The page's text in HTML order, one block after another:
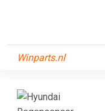
Winparts.nl